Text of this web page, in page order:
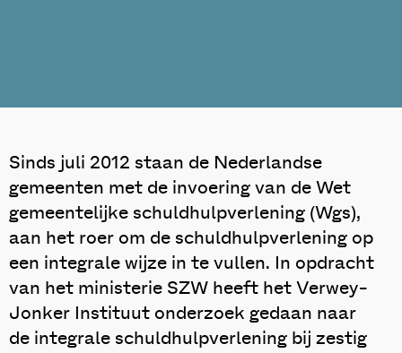
Sinds juli 2012 staan de Nederlandse
gemeenten met de invoering van de Wet
gemeentelijke schuldhulpverlening (Wgs),
aan het roer om de schuldhulpverlening op
een integrale wijze in te vullen. In opdracht
van het ministerie SZW heeft het Verwey-
Jonker Instituut onderzoek gedaan naar
de integrale schuldhulpverlening bij zestig